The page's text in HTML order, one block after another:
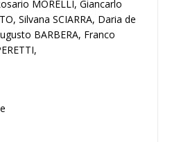
MORELLI, Giancarlo
Silvana SCIARRA, Daria de
BARBERA, Franco